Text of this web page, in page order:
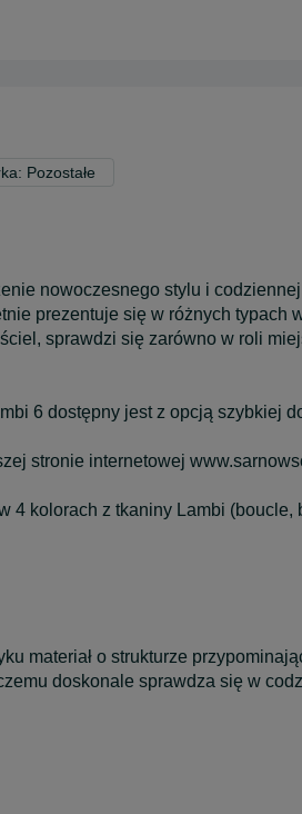
Pozostałe
nowoczesnego stylu i
prezentuje się w różnych typach
sprawdzi się zarówno w roli
6 dostępny jest z opcją szybkiej
stronie internetowej
4 kolorach z tkaniny Lambi (boucle,
materiał o strukturze
doskonale sprawdza się w